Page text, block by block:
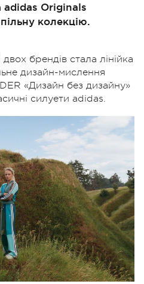
adidas Originals
колекцію.
брендів стала лінійка
дизайн-мислення
«Дизайн без дизайну»
силуети adidas.